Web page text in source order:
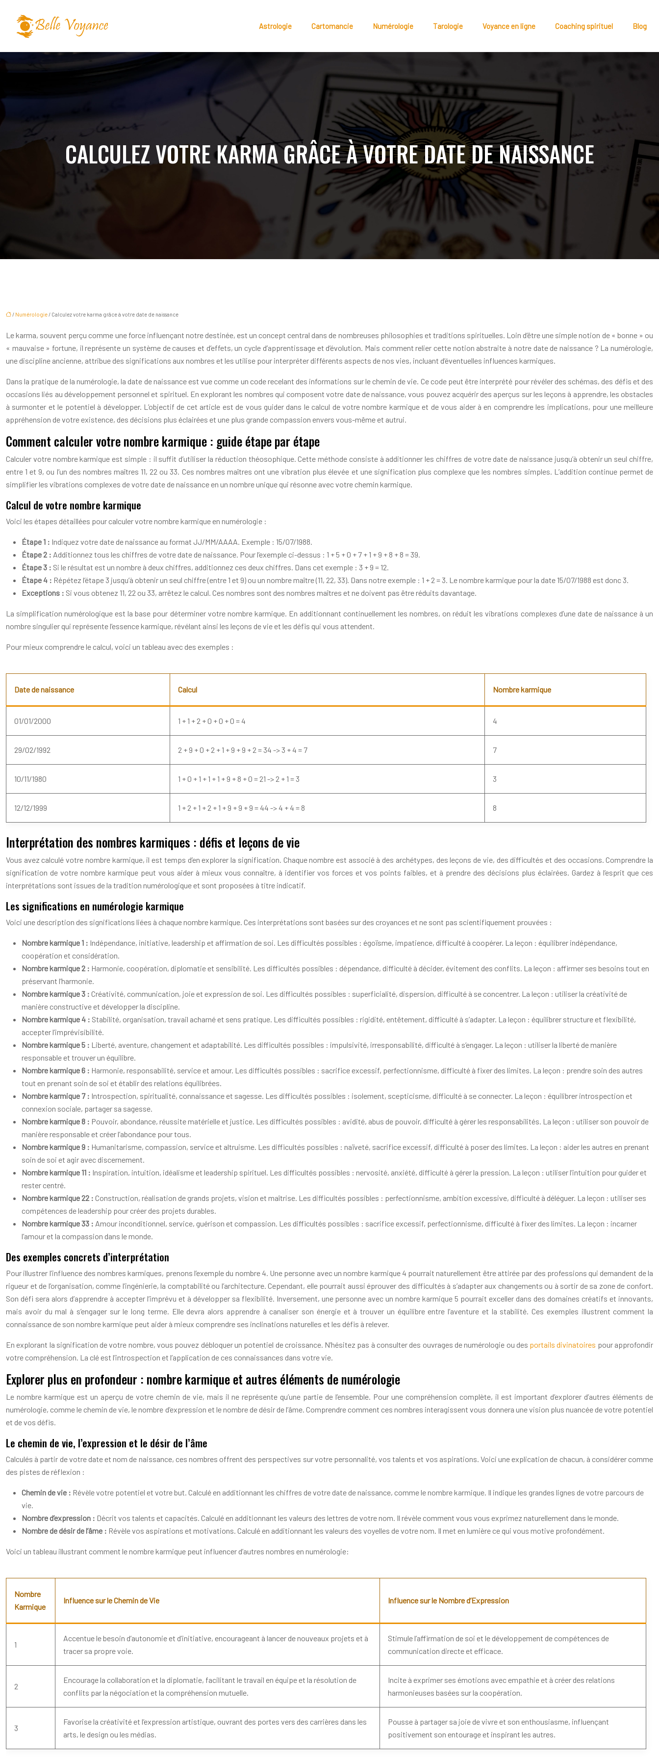
Astrologie Cartomancie Numérologie Tarologie Voyance en ligne Coaching spirituel Blog
CALCULEZ VOTRE KARMA GRÂCE À VOTRE DATE DE NAISSANCE
/ Numérologie/ Calculez votre karma grâce à votre date de naissance
Le karma, souvent perçu comme une force influençant notre destinée, est un concept central dans de nombreuses philosophies et traditions spirituelles. Loin d’être une simple notion de « bonne » ou
« mauvaise » fortune, il représente un système de causes et d’effets, un cycle d’apprentissage et d’évolution. Mais comment relier cette notion abstraite à notre date de naissance ? La numérologie,
une discipline ancienne, attribue des significations aux nombres et les utilise pour interpréter différents aspects de nos vies, incluant d’éventuelles influences karmiques.
Dans la pratique de la numérologie, la date de naissance est vue comme un code recelant des informations sur le chemin de vie. Ce code peut être interprété pour révéler des schémas, des défis et des
occasions liés au développement personnel et spirituel. En explorant les nombres qui composent votre date de naissance, vous pouvez acquérir des aperçus sur les leçons à apprendre, les obstacles
à surmonter et le potentiel à développer. L’objectif de cet article est de vous guider dans le calcul de votre nombre karmique et de vous aider à en comprendre les implications, pour une meilleure
appréhension de votre existence, des décisions plus éclairées et une plus grande compassion envers vous-même et autrui.
Comment calculer votre nombre karmique : guide étape par étape
Calculer votre nombre karmique est simple : il suffit d’utiliser la réduction théosophique. Cette méthode consiste à additionner les chiffres de votre date de naissance jusqu’à obtenir un seul chiffre,
entre 1 et 9, ou l’un des nombres maîtres 11, 22 ou 33. Ces nombres maîtres ont une vibration plus élevée et une signification plus complexe que les nombres simples. L’addition continue permet de
simplifier les vibrations complexes de votre date de naissance en un nombre unique qui résonne avec votre chemin karmique.
Calcul de votre nombre karmique
Voici les étapes détaillées pour calculer votre nombre karmique en numérologie :
Étape 1 : Indiquez votre date de naissance au format JJ/MM/AAAA. Exemple : 15/07/1988.
Étape 2 : Additionnez tous les chiffres de votre date de naissance. Pour l’exemple ci-dessus : 1 + 5 + 0 + 7 + 1 + 9 + 8 + 8 = 39.
Étape 3 : Si le résultat est un nombre à deux chiffres, additionnez ces deux chiffres. Dans cet exemple : 3 + 9 = 12.
Étape 4 : Répétez l’étape 3 jusqu’à obtenir un seul chiffre (entre 1 et 9) ou un nombre maître (11, 22, 33). Dans notre exemple : 1 + 2 = 3. Le nombre karmique pour la date 15/07/1988 est donc 3.
Exceptions : Si vous obtenez 11, 22 ou 33, arrêtez le calcul. Ces nombres sont des nombres maîtres et ne doivent pas être réduits davantage.
La simplification numérologique est la base pour déterminer votre nombre karmique. En additionnant continuellement les nombres, on réduit les vibrations complexes d’une date de naissance à un
nombre singulier qui représente l’essence karmique, révélant ainsi les leçons de vie et les défis qui vous attendent.
Pour mieux comprendre le calcul, voici un tableau avec des exemples :
Date de naissance Calcul Nombre karmique
01/01/2000 1 + 1 + 2 + 0 + 0 + 0 = 4 4
29/02/1992 2 + 9 + 0 + 2 + 1 + 9 + 9 + 2 = 34 -> 3 + 4 = 7 7
10/11/1980 1 + 0 + 1 + 1 + 1 + 9 + 8 + 0 = 21 -> 2 + 1 = 3 3
12/12/1999 1 + 2 + 1 + 2 + 1 + 9 + 9 + 9 = 44 -> 4 + 4 = 8 8
Interprétation des nombres karmiques : défis et leçons de vie
Vous avez calculé votre nombre karmique, il est temps d’en explorer la signification. Chaque nombre est associé à des archétypes, des leçons de vie, des difficultés et des occasions. Comprendre la
signification de votre nombre karmique peut vous aider à mieux vous connaître, à identifier vos forces et vos points faibles, et à prendre des décisions plus éclairées. Gardez à l’esprit que ces
interprétations sont issues de la tradition numérologique et sont proposées à titre indicatif.
Les significations en numérologie karmique
Voici une description des significations liées à chaque nombre karmique. Ces interprétations sont basées sur des croyances et ne sont pas scientifiquement prouvées :
Nombre karmique 1 : Indépendance, initiative, leadership et affirmation de soi. Les difficultés possibles : égoïsme, impatience, difficulté à coopérer. La leçon : équilibrer indépendance,
coopération et considération.
Nombre karmique 2 : Harmonie, coopération, diplomatie et sensibilité. Les difficultés possibles : dépendance, difficulté à décider, évitement des conflits. La leçon : affirmer ses besoins tout en
préservant l’harmonie.
Nombre karmique 3 : Créativité, communication, joie et expression de soi. Les difficultés possibles : superficialité, dispersion, difficulté à se concentrer. La leçon : utiliser la créativité de
manière constructive et développer la discipline.
Nombre karmique 4 : Stabilité, organisation, travail acharné et sens pratique. Les difficultés possibles : rigidité, entêtement, difficulté à s’adapter. La leçon : équilibrer structure et flexibilité,
accepter l’imprévisibilité.
Nombre karmique 5 : Liberté, aventure, changement et adaptabilité. Les difficultés possibles : impulsivité, irresponsabilité, difficulté à s’engager. La leçon : utiliser la liberté de manière
responsable et trouver un équilibre.
Nombre karmique 6 : Harmonie, responsabilité, service et amour. Les difficultés possibles : sacrifice excessif, perfectionnisme, difficulté à fixer des limites. La leçon : prendre soin des autres
tout en prenant soin de soi et établir des relations équilibrées.
Nombre karmique 7 : Introspection, spiritualité, connaissance et sagesse. Les difficultés possibles : isolement, scepticisme, difficulté à se connecter. La leçon : équilibrer introspection et
connexion sociale, partager sa sagesse.
Nombre karmique 8 : Pouvoir, abondance, réussite matérielle et justice. Les difficultés possibles : avidité, abus de pouvoir, difficulté à gérer les responsabilités. La leçon : utiliser son pouvoir de
manière responsable et créer l’abondance pour tous.
Nombre karmique 9 : Humanitarisme, compassion, service et altruisme. Les difficultés possibles : naïveté, sacrifice excessif, difficulté à poser des limites. La leçon : aider les autres en prenant
soin de soi et agir avec discernement.
Nombre karmique 11 : Inspiration, intuition, idéalisme et leadership spirituel. Les difficultés possibles : nervosité, anxiété, difficulté à gérer la pression. La leçon : utiliser l’intuition pour guider et
rester centré.
Nombre karmique 22 : Construction, réalisation de grands projets, vision et maîtrise. Les difficultés possibles : perfectionnisme, ambition excessive, difficulté à déléguer. La leçon : utiliser ses
compétences de leadership pour créer des projets durables.
Nombre karmique 33 : Amour inconditionnel, service, guérison et compassion. Les difficultés possibles : sacrifice excessif, perfectionnisme, difficulté à fixer des limites. La leçon : incarner
l’amour et la compassion dans le monde.
Des exemples concrets d’interprétation
Pour illustrer l’influence des nombres karmiques, prenons l’exemple du nombre 4. Une personne avec un nombre karmique 4 pourrait naturellement être attirée par des professions qui demandent de la
rigueur et de l’organisation, comme l’ingénierie, la comptabilité ou l’architecture. Cependant, elle pourrait aussi éprouver des difficultés à s’adapter aux changements ou à sortir de sa zone de confort.
Son défi sera alors d’apprendre à accepter l’imprévu et à développer sa flexibilité. Inversement, une personne avec un nombre karmique 5 pourrait exceller dans des domaines créatifs et innovants,
mais avoir du mal à s’engager sur le long terme. Elle devra alors apprendre à canaliser son énergie et à trouver un équilibre entre l’aventure et la stabilité. Ces exemples illustrent comment la
connaissance de son nombre karmique peut aider à mieux comprendre ses inclinations naturelles et les défis à relever.
En explorant la signification de votre nombre, vous pouvez débloquer un potentiel de croissance. N’hésitez pas à consulter des ouvrages de numérologie ou des portails divinatoires pour approfondir
votre compréhension. La clé est l’introspection et l’application de ces connaissances dans votre vie.
Explorer plus en profondeur : nombre karmique et autres éléments de numérologie
Le nombre karmique est un aperçu de votre chemin de vie, mais il ne représente qu’une partie de l’ensemble. Pour une compréhension complète, il est important d’explorer d’autres éléments de
numérologie, comme le chemin de vie, le nombre d’expression et le nombre de désir de l’âme. Comprendre comment ces nombres interagissent vous donnera une vision plus nuancée de votre potentiel
et de vos défis.
Le chemin de vie, l’expression et le désir de l’âme
Calculés à partir de votre date et nom de naissance, ces nombres offrent des perspectives sur votre personnalité, vos talents et vos aspirations. Voici une explication de chacun, à considérer comme
des pistes de réflexion :
Chemin de vie : Révèle votre potentiel et votre but. Calculé en additionnant les chiffres de votre date de naissance, comme le nombre karmique. Il indique les grandes lignes de votre parcours de
vie.
Nombre d’expression : Décrit vos talents et capacités. Calculé en additionnant les valeurs des lettres de votre nom. Il révèle comment vous vous exprimez naturellement dans le monde.
Nombre de désir de l’âme : Révèle vos aspirations et motivations. Calculé en additionnant les valeurs des voyelles de votre nom. Il met en lumière ce qui vous motive profondément.
Voici un tableau illustrant comment le nombre karmique peut influencer d’autres nombres en numérologie:
Nombre
Karmique
Influence sur le Chemin de Vie Influence sur le Nombre d’Expression
1
Accentue le besoin d’autonomie et d’initiative, encourageant à lancer de nouveaux projets et à
tracer sa propre voie.
Stimule l’affirmation de soi et le développement de compétences de
communication directe et efficace.
2
Encourage la collaboration et la diplomatie, facilitant le travail en équipe et la résolution de
conflits par la négociation et la compréhension mutuelle.
Incite à exprimer ses émotions avec empathie et à créer des relations
harmonieuses basées sur la coopération.
3
Favorise la créativité et l’expression artistique, ouvrant des portes vers des carrières dans les
arts, le design ou les médias.
Pousse à partager sa joie de vivre et son enthousiasme, influençant
positivement son entourage et inspirant les autres.